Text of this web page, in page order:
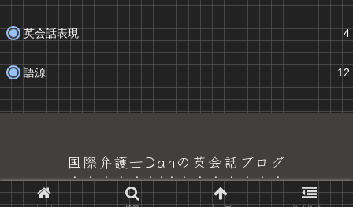
英会話表現 4
語源 12
国際弁護士Danの英会話ブログ
© 2023 国際弁護士Danの英会話ブログ.